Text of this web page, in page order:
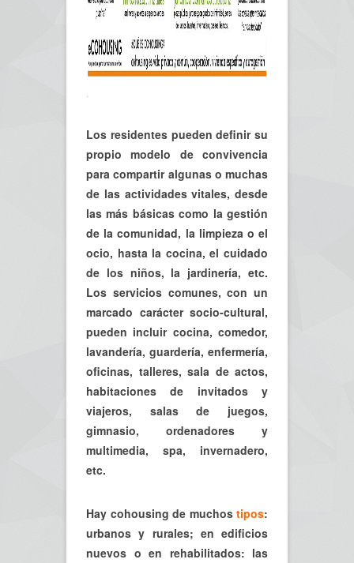
Los residentes pueden definir su
propio modelo de convivencia
para compartir algunas o muchas
de las actividades vitales, desde
las más básicas como la gestión
de la comunidad, la limpieza o el
ocio, hasta la cocina, el cuidado
de los niños, la jardinería, etc.
Los servicios comunes, con un
marcado carácter socio-cultural,
pueden incluir cocina, comedor,
lavandería, guardería, enfermería,
oficinas, talleres, sala de actos,
habitaciones de invitados y
viajeros, salas de juegos,
gimnasio, ordenadores y
multimedia, spa, invernadero,
etc.
Hay cohousing de muchos tipos:
urbanos y rurales; en edificios
nuevos o en rehabilitados: las